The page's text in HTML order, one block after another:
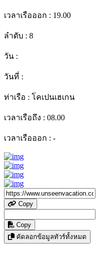
เวลาเรือออก : 19.00
ลำดับ : 8
วัน :
วันที่ :
ท่าเรือ : โคเปนเฮเกน
เวลาเรือถึง : 08.00
เวลาเรือออก : -
Copy
Copy
คัดลอกข้อมูลทัวร์ทั้งหมด